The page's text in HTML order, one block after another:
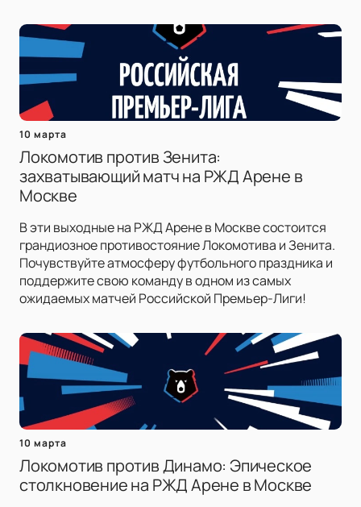
10 марта
Локомотив против Зенита:
захватывающий матч на РЖД Арене в
Москве
В эти выходные на РЖД Арене в Москве состоится
грандиозное противостояние Локомотива и Зенита.
Почувствуйте атмосферу футбольного праздника и
поддержите свою команду в одном из самых
ожидаемых матчей Российской Премьер-Лиги!
10 марта
Локомотив против Динамо: Эпическое
столкновение на РЖД Арене в Москве